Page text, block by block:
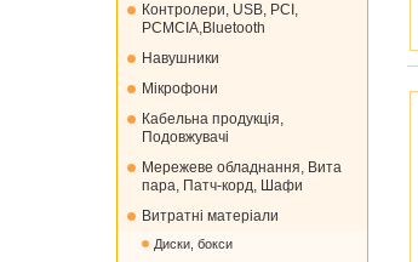
Контролери, USB, PCI,
PCMCIA,Bluetooth
Навушники
Мікрофони
Кабельна продукція,
Подовжувачі
Мережеве обладнання, Вита
пара, Патч-корд, Шафи
Витратні матеріали
Диски, бокси